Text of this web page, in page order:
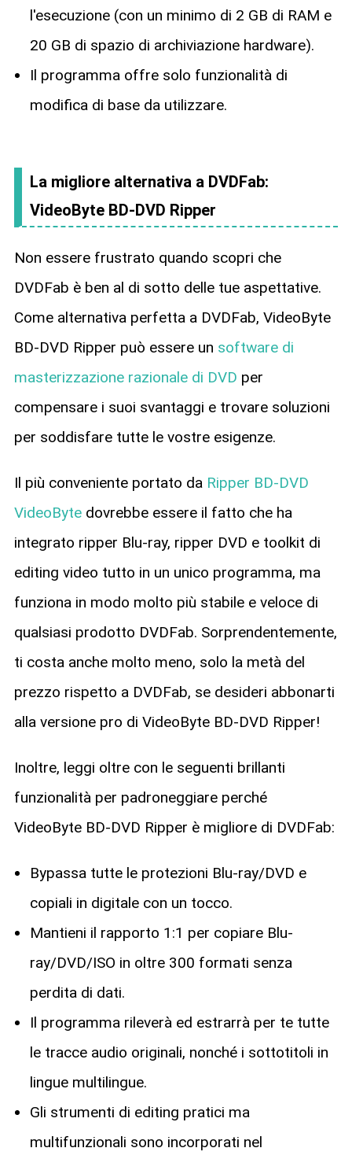
l'esecuzione (con un minimo di 2 GB di RAM e
20 GB di spazio di archiviazione hardware).
Il programma offre solo funzionalità di
modifica di base da utilizzare.
La migliore alternativa a DVDFab:
VideoByte BD-DVD Ripper
Non essere frustrato quando scopri che
DVDFab è ben al di sotto delle tue aspettative.
Come alternativa perfetta a DVDFab, VideoByte
BD-DVD Ripper può essere un software di
masterizzazione razionale di DVD per
compensare i suoi svantaggi e trovare soluzioni
per soddisfare tutte le vostre esigenze.
Il più conveniente portato da Ripper BD-DVD
VideoBytedovrebbe essere il fatto che ha
integrato ripper Blu-ray, ripper DVD e toolkit di
editing video tutto in un unico programma, ma
funziona in modo molto più stabile e veloce di
qualsiasi prodotto DVDFab. Sorprendentemente,
ti costa anche molto meno, solo la metà del
prezzo rispetto a DVDFab, se desideri abbonarti
alla versione pro di VideoByte BD-DVD Ripper!
Inoltre, leggi oltre con le seguenti brillanti
funzionalità per padroneggiare perché
VideoByte BD-DVD Ripper è migliore di DVDFab:
Bypassa tutte le protezioni Blu-ray/DVD e
copiali in digitale con un tocco.
Mantieni il rapporto 1:1 per copiare Blu-
ray/DVD/ISO in oltre 300 formati senza
perdita di dati.
Il programma rileverà ed estrarrà per te tutte
le tracce audio originali, nonché i sottotitoli in
lingue multilingue.
Gli strumenti di editing pratici ma
multifunzionali sono incorporati nel